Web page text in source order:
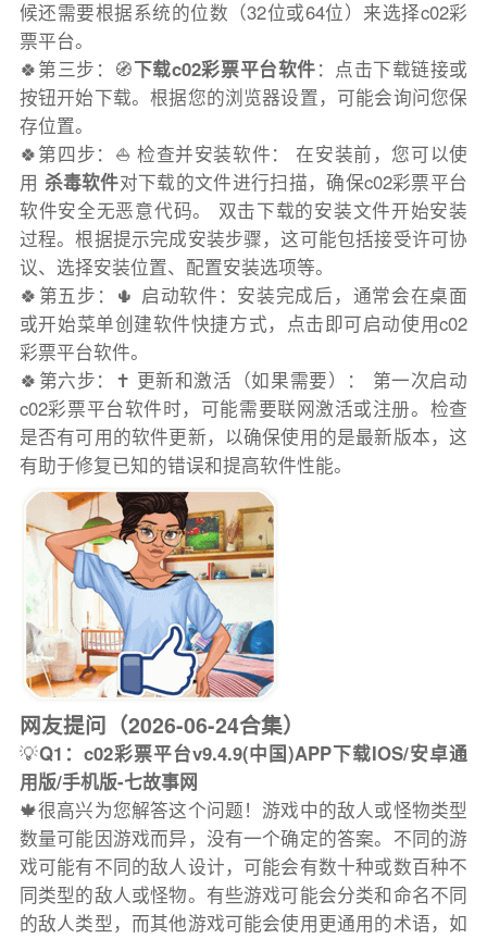
候还需要根据系统的位数（32位或64位）来选择c02彩
票平台。
🍀第三步：🧭下载c02彩票平台软件：点击下载链接或
按钮开始下载。根据您的浏览器设置，可能会询问您保
存位置。
🍀第四步：⛵️ 检查并安装软件： 在安装前，您可以使
用 杀毒软件对下载的文件进行扫描，确保c02彩票平台
软件安全无恶意代码。 双击下载的安装文件开始安装
过程。根据提示完成安装步骤，这可能包括接受许可协
议、选择安装位置、配置安装选项等。
🍀第五步：🌵 启动软件：安装完成后，通常会在桌面
或开始菜单创建软件快捷方式，点击即可启动使用c02
彩票平台软件。
🍀第六步：✝️ 更新和激活（如果需要）： 第一次启动
c02彩票平台软件时，可能需要联网激活或注册。检查
是否有可用的软件更新，以确保使用的是最新版本，这
有助于修复已知的错误和提高软件性能。
网友提问（2026-06-24合集）
💡Q1：c02彩票平台v9.4.9(中国)APP下载IOS/安卓通
用版/手机版-七故事网
🍁很高兴为您解答这个问题！游戏中的敌人或怪物类型
数量可能因游戏而异，没有一个确定的答案。不同的游
戏可能有不同的敌人设计，可能会有数十种或数百种不
同类型的敌人或怪物。有些游戏可能会分类和命名不同
的敌人类型，而其他游戏可能会使用更通用的术语，如